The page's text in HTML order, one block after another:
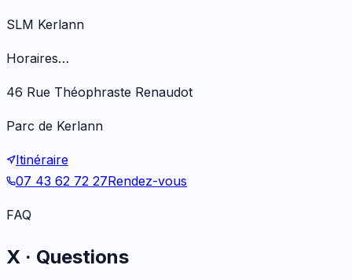
SLM Kerlann
Horaires…
46 Rue Théophraste Renaudot
Parc de Kerlann
Itinéraire
07 43 62 72 27Rendez-vous
FAQ
X · Questions